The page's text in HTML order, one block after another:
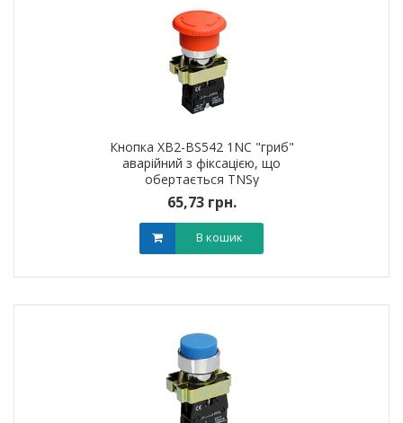
Кнопка XB2-BS542 1NC "гриб"
аварійний з фіксацією, що
обертається TNSy
65,73 грн.
В кошик